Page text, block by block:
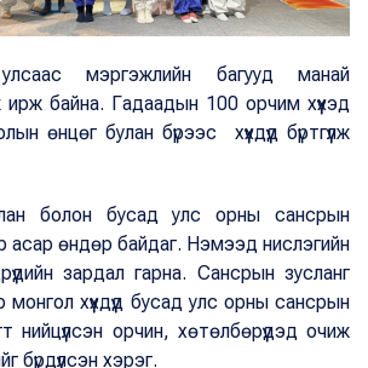
мэргэжлийн багууд манай
байна. Гадаадын 100 орчим хүүхэд
өнцөг булан бүрээс хүүхдүүд бүртгүүлж
болон бусад улс орны сансрын
асар өндөр байдаг. Нэмээд нислэгийн
зардал гарна. Сансрын зусланг
хүүхдүүд бусад улс орны сансрын
нийцүүлсэн орчин, хөтөлбөрүүдэд очиж
хэрэг.